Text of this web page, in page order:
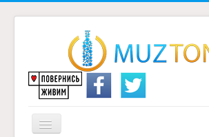
Перемикач